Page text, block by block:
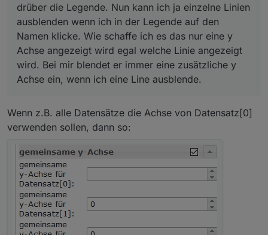
drüber die Legende. Nun kann ich ja einzelne Linien
ausblenden wenn ich in der Legende auf den
Namen klicke. Wie schaffe ich es das nur eine y
Achse angezeigt wird egal welche Linie angezeigt
wird. Bei mir blendet er immer eine zusätzliche y
Achse ein, wenn ich eine Line ausblende.
Wenn z.B. alle Datensätze die Achse von Datensatz[0]
verwenden sollen, dann so: